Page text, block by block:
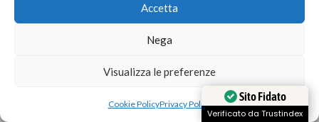
Accetta
Nega
Visualizza le preferenze
Cookie PolicyPrivacy Policy
Orario e informazioni
Lun-Ven: 09:30-18:30, Sab: 10:00-12:00
Sito Fidato
Verificato da Trustindex